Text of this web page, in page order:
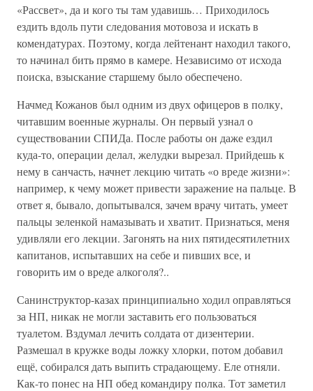
«Рассвет», да и кого ты там удавишь… Приходилось
ездить вдоль пути следования мотовоза и искать в
комендатурах. Поэтому, когда лейтенант находил такого,
то начинал бить прямо в камере. Независимо от исхода
поиска, взыскание старшему было обеспечено.
Начмед Кожанов был одним из двух офицеров в полку,
читавшим военные журналы. Он первый узнал о
существовании СПИДа. После работы он даже ездил
куда-то, операции делал, желудки вырезал. Прийдешь к
нему в санчасть, начнет лекцию читать «о вреде жизни»:
например, к чему может привести заражение на пальце. В
ответ я, бывало, допытывался, зачем врачу читать, умеет
пальцы зеленкой намазывать и хватит. Признаться, меня
удивляли его лекции. Загонять на них пятидесятилетних
капитанов, испытавших на себе и пивших все, и
говорить им о вреде алкоголя?..
Санинструктор-казах принципиально ходил оправляться
за НП, никак не могли заставить его пользоваться
туалетом. Вздумал лечить солдата от дизентерии.
Размешал в кружке воды ложку хлорки, потом добавил
ещё, собирался дать выпить страдающему. Еле отняли.
Как-то понес на НП обед командиру полка. Тот заметил